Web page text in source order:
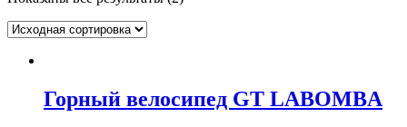
Горный велосипед GT LABOMBA